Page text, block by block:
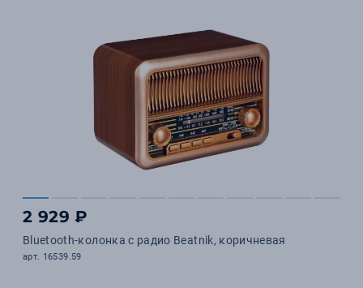
2 929 ₽
Bluetooth-колонка с радио Beatnik, коричневая
арт. 16539.59